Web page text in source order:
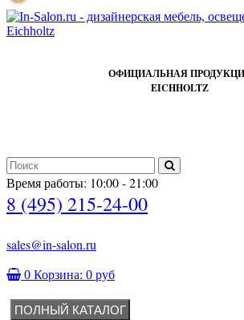
ОФИЦИАЛЬНАЯ
EICHHOLTZ
Время работы: 10:00 - 21:00
8 (495) 215-24-00
sales@in-salon.ru
0 Корзина: 0 руб
ПОЛНЫЙ КАТАЛОГ